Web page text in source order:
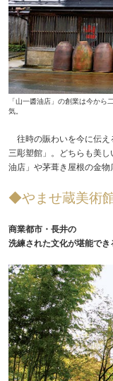
「山一醬油店」の創業は今から
気。
往時の賑わいを今に伝え
三彫塑館」。どちらも美
油店」や茅葺き屋根の金物
◆やませ蔵美術
商業都市・長井の
洗練された文化が堪能でき